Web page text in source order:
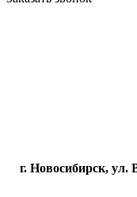
г. Новосибирск, ул.